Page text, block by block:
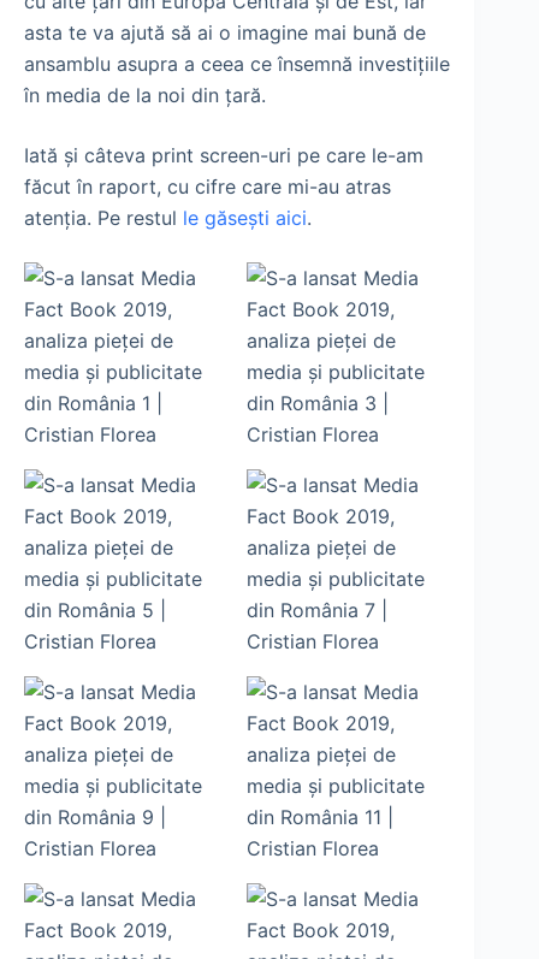
asta te va ajută să ai o imagine mai bună de
ansamblu asupra a ceea ce însemnă investițiile
în media de la noi din țară.
Iată și câteva print screen-uri pe care le-am
făcut în raport, cu cifre care mi-au atras
atenția. Pe restul le găsești aici.